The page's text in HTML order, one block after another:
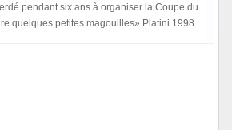
pendant six ans à organiser la Coupe du
quelques petites magouilles» Platini 1998